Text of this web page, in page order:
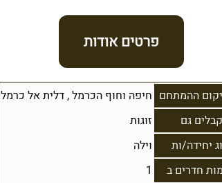
פרטים אודות
ההמתחם חיפה וחוף הכרמל,דלית אל כרמל
גם
זוגות
יחידה/ות
וילה
חדרים ב
1